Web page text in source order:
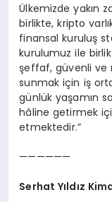
Ülkemizde yakın
birlikte, kripto
finansal kuruluş
kurulumuz ile
şeffaf, güvenli ve
sunmak için iş
günlük yaşamın
hâline getirmek
etmektedir.”
——————
Serhat Yıldız